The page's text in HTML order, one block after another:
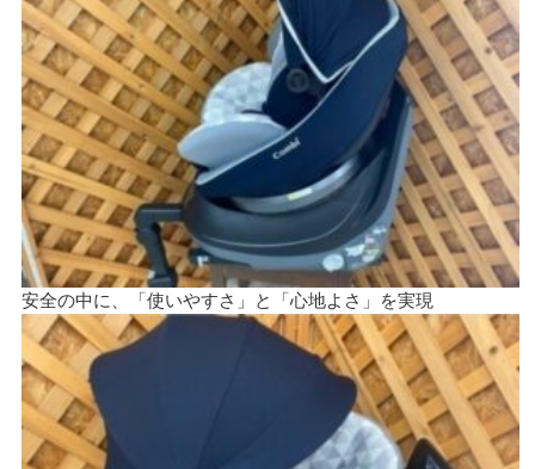
安全の中に、「使いやすさ」と「心地よさ」を実現